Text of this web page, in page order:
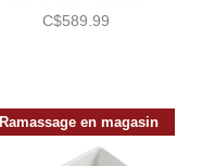
C$589.99
Ramassage en magasin